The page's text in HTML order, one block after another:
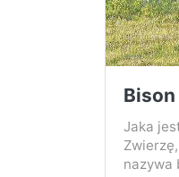
Bison
Jaka
nazywa